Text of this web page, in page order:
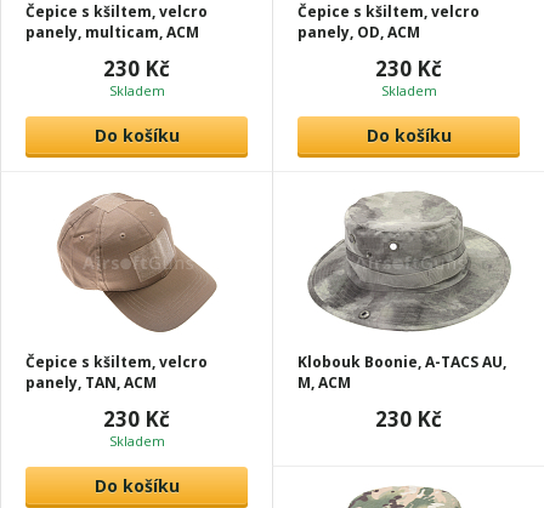
Čepice s kšiltem, velcro
panely, multicam, ACM
230 Kč
Skladem
Do košíku
Čepice s kšiltem, velcro
panely, OD, ACM
230 Kč
Skladem
Do košíku
Čepice s kšiltem, velcro
panely, TAN, ACM
230 Kč
Skladem
Do košíku
Klobouk Boonie, A-TACS AU,
M, ACM
230 Kč